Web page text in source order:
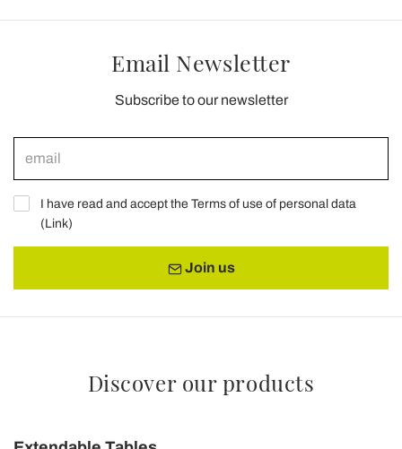
Email Newsletter
Subscribe to our newsletter
I have read and accept the Terms of use of personal data
(Link)
Join us
Discover our products